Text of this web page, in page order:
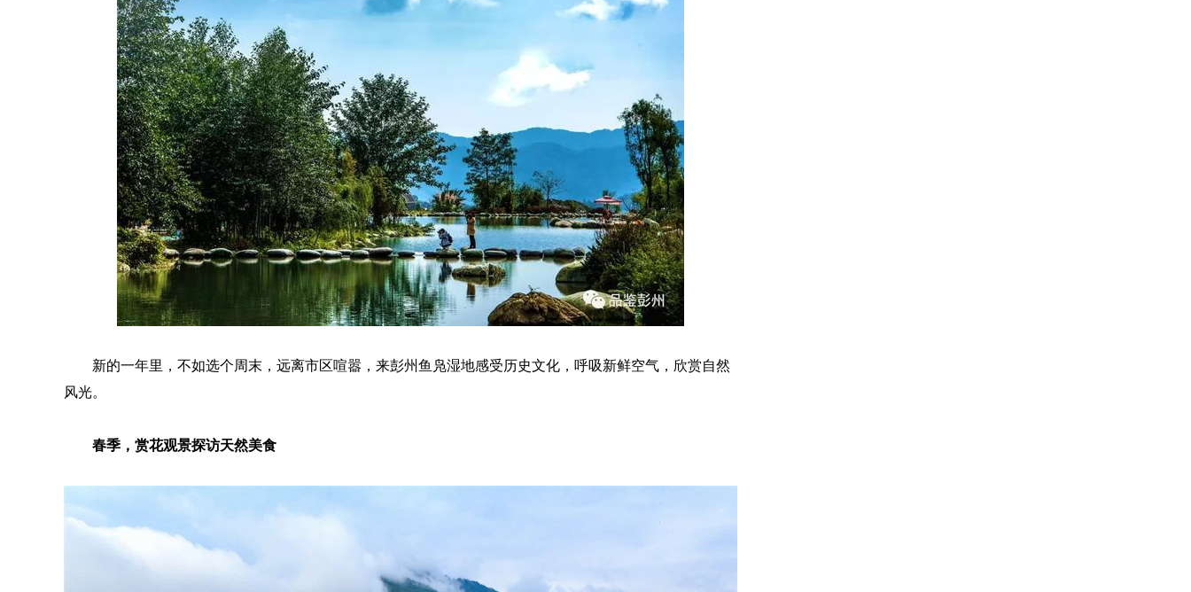
新的一年里，不如选个周末，远离市区喧嚣，来彭州鱼凫湿地感受历史文化，呼吸新鲜空气，欣赏自然
风光。
春季，赏花观景探访天然美食